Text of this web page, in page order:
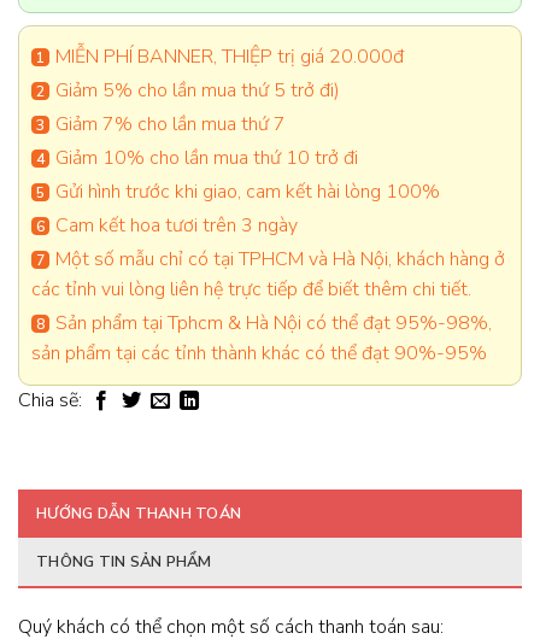
MIỄN PHÍ BANNER, THIỆP trị giá 20.000đ
Giảm 5% cho lần mua thứ 5 trở đi)
Giảm 7% cho lần mua thứ 7
Giảm 10% cho lần mua thứ 10 trở đi
Gửi hình trước khi giao, cam kết hài lòng 100%
Cam kết hoa tươi trên 3 ngày
Một số mẫu chỉ có tại TPHCM và Hà Nội, khách hàng ở
các tỉnh vui lòng liên hệ trực tiếp để biết thêm chi tiết.
Sản phẩm tại Tphcm & Hà Nội có thể đạt 95%-98%,
sản phẩm tại các tỉnh thành khác có thể đạt 90%-95%
Chia sẽ:
HƯỚNG DẪN THANH TOÁN
THÔNG TIN SẢN PHẨM
Quý khách có thể chọn một số cách thanh toán sau: